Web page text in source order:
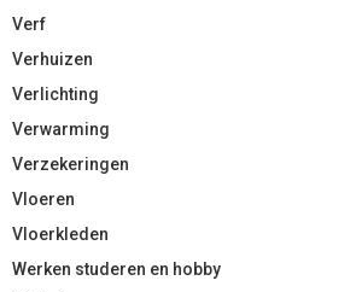
Verf
Verhuizen
Verlichting
Verwarming
Verzekeringen
Vloeren
Vloerkleden
Werken studeren en hobby